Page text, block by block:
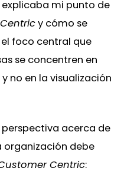
explicaba mi punto de
y cómo se
foco central que
se concentren en
no en la visualización
acerca de
organización debe
Centric: